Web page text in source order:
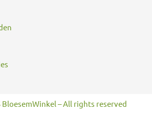
BloesemWinkel – All rights reserved